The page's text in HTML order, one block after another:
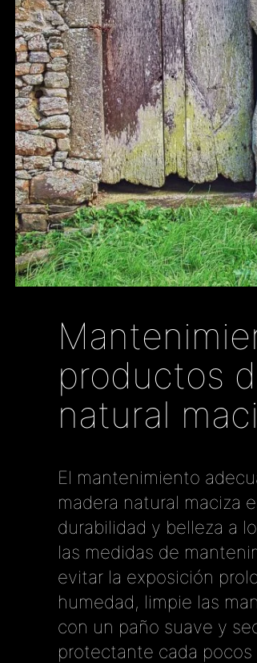
productos
natural
El mantenimiento
madera natural maciza
durabilidad y belleza a
las medidas de
evitar la exposición
humedad, limpie las
con un paño suave y
protectante cada pocos